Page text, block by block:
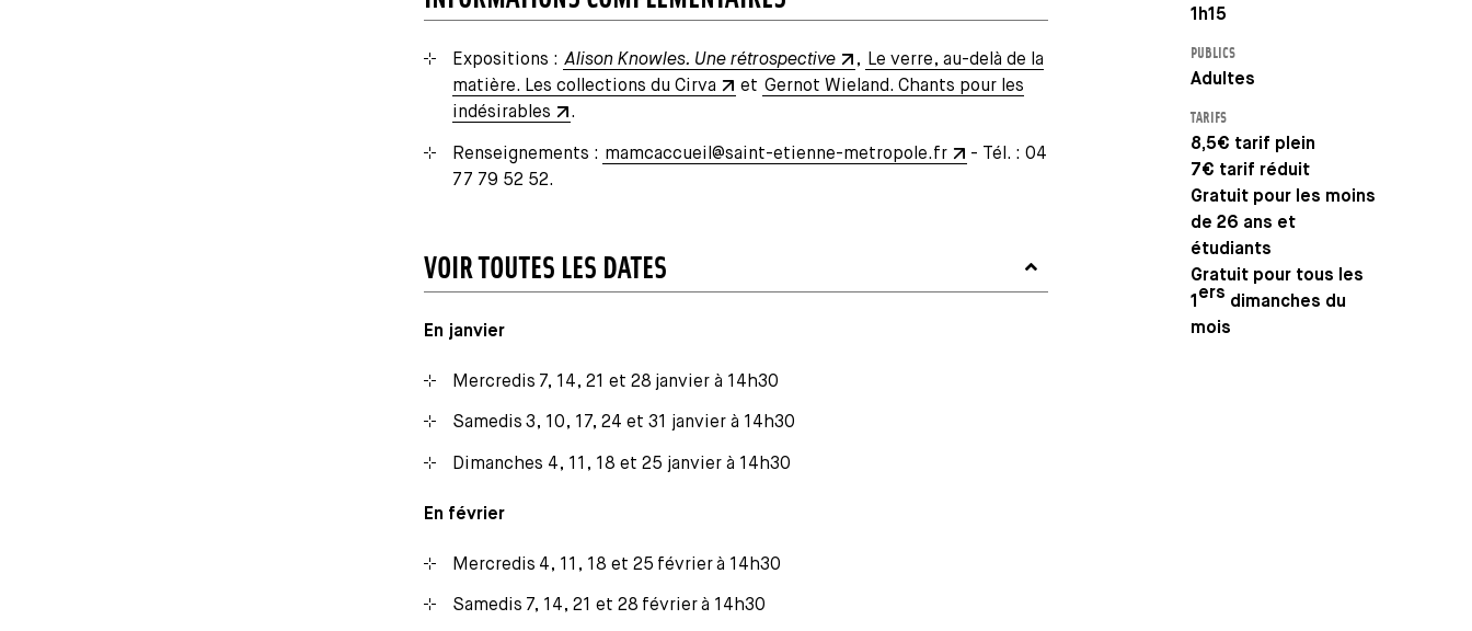
1h15
PUBLICS
Adultes
TARIFS
8,5€ tarif plein
7€ tarif réduit
Gratuit pour les moins
de 26 ans et
étudiants
Gratuit pour tous les
1ers dimanches du
mois
Expositions : Alison Knowles. Une rétrospective , Le verre, au-delà de la
matière. Les collections du Cirva
et Gernot Wieland. Chants pour les
indésirables
.
Renseignements : mamcaccueil@saint-etienne-metropole.fr
- Tél. : 04
77 79 52 52.
VOIR TOUTES LES DATES
En janvier
Mercredis 7, 14, 21 et 28 janvier à 14h30
Samedis 3, 10, 17, 24 et 31 janvier à 14h30
Dimanches 4, 11, 18 et 25 janvier à 14h30
En février
Mercredis 4, 11, 18 et 25 février à 14h30
Samedis 7, 14, 21 et 28 février à 14h30